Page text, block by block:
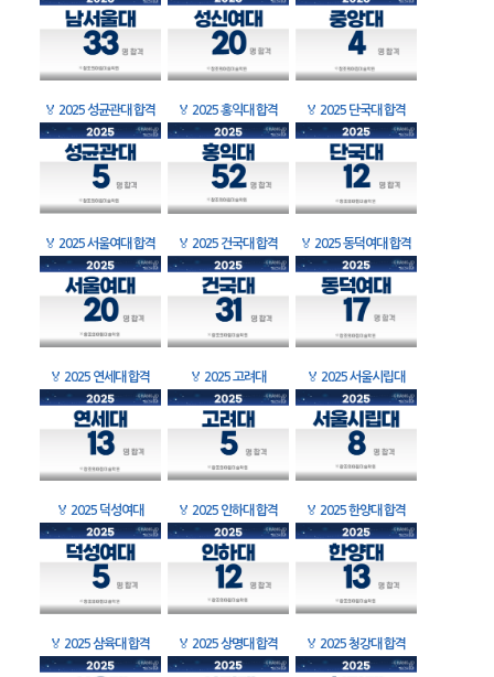
🏅 2025 성균관대 합격 🏅 2025 홍익대 합격 🏅 2025 단국대 합격
🏅 2025 서울여대 합격 🏅 2025 건국대 합격 🏅 2025 동덕여대 합격
🏅 2025 연세대 합격 🏅 2025 고려대 🏅 2025 서울시립대
🏅 2025 덕성여대 🏅 2025 인하대 합격 🏅 2025 한양대 합격
🏅 2025 삼육대 합격 🏅 2025 상명대 합격 🏅 2025 청강대 합격